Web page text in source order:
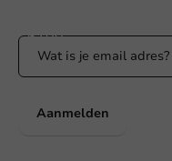
Aanmelden